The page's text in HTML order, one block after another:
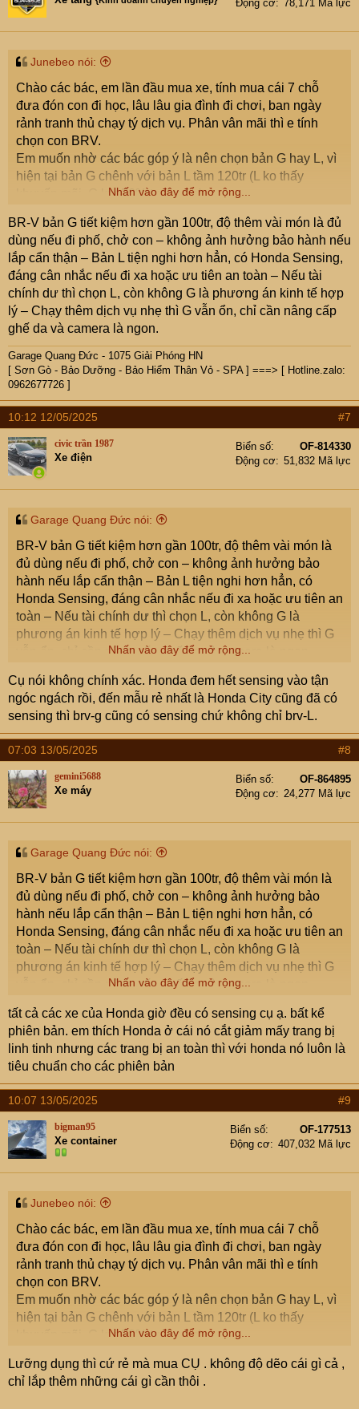
o
n
s
Động cơ 78,171 Mã lực
Junebeo nói:
Chào các bác, em lần đầu mua xe, tính mua cái 7 chỗ
đưa đón con đi học, lâu lâu gia đình đi chơi, ban ngày
rảnh tranh thủ chạy tý dịch vụ. Phân vân mãi thì e tính
chọn con BRV.
Em muốn nhờ các bác góp ý là nên chọn bản G hay L, vì
hiện tại bản G chênh với bản L tầm 120tr (L ko thấy
khuyến mãi, G km 50% trước bạ).
Nếu lấy G thì e tính độ thêm mấy cái như ghế da, cảm
biến va chạm, áp suất lốp, camera hành trình trước
sau...đâu đó tầm 25-30tr. Và nếu độ vậy thì có ảnh hưởng
đến bảo hành không?
Hoặc nếu lấy bản L thì đợi khuyến mãi nhưng cũng phải
độ vài thứ tầm trên dưới 10tr.
Nhờ các bác góp ý chứ em phân vân quá ạ.
Nhấn vào đây để mở rộng...
BR-V bản G tiết kiệm hơn gần 100tr, độ thêm vài món là đủ
dùng nếu đi phố, chở con – không ảnh hưởng bảo hành nếu
lắp cẩn thận – Bản L tiện nghi hơn hẳn, có Honda Sensing,
đáng cân nhắc nếu đi xa hoặc ưu tiên an toàn – Nếu tài
chính dư thì chọn L, còn không G là phương án kinh tế hợp
lý – Chạy thêm dịch vụ nhẹ thì G vẫn ổn, chỉ cần nâng cấp
ghế da và camera là ngon.
Garage Quang Đức - 1075 Giải Phóng HN
[ Sơn Gò - Bảo Dưỡng - Bảo Hiểm Thân Vỏ - SPA ] ===> [ Hotline.zalo:
0962677726 ]
10:12 12/05/2025 #7
civic trần 1987
Xe điện
Biển số
OF-814330
Động cơ
51,832 Mã lực
Garage Quang Đức nói:
BR-V bản G tiết kiệm hơn gần 100tr, độ thêm vài món là
đủ dùng nếu đi phố, chở con – không ảnh hưởng bảo
hành nếu lắp cẩn thận – Bản L tiện nghi hơn hẳn, có
Honda Sensing, đáng cân nhắc nếu đi xa hoặc ưu tiên an
toàn – Nếu tài chính dư thì chọn L, còn không G là
phương án kinh tế hợp lý – Chạy thêm dịch vụ nhẹ thì G
vẫn ổn, chỉ cần nâng cấp ghế da và camera là ngon.
Nhấn vào đây để mở rộng...
Cụ nói không chính xác. Honda đem hết sensing vào tận
ngóc ngách rồi, đến mẫu rẻ nhất là Honda City cũng đã có
sensing thì brv-g cũng có sensing chứ không chỉ brv-L.
07:03 13/05/2025 #8
gemini5688
Xe máy
Biển số
OF-864895
Động cơ
24,277 Mã lực
Garage Quang Đức nói:
BR-V bản G tiết kiệm hơn gần 100tr, độ thêm vài món là
đủ dùng nếu đi phố, chở con – không ảnh hưởng bảo
hành nếu lắp cẩn thận – Bản L tiện nghi hơn hẳn, có
Honda Sensing, đáng cân nhắc nếu đi xa hoặc ưu tiên an
toàn – Nếu tài chính dư thì chọn L, còn không G là
phương án kinh tế hợp lý – Chạy thêm dịch vụ nhẹ thì G
vẫn ổn, chỉ cần nâng cấp ghế da và camera là ngon.
Nhấn vào đây để mở rộng...
tất cả các xe của Honda giờ đều có sensing cụ ạ. bất kể
phiên bản. em thích Honda ở cái nó cắt giảm mấy trang bị
linh tinh nhưng các trang bị an toàn thì với honda nó luôn là
tiêu chuẩn cho các phiên bản
10:07 13/05/2025 #9
bigman95
Xe container
Biển số
OF-177513
Động cơ
407,032 Mã lực
Junebeo nói:
Chào các bác, em lần đầu mua xe, tính mua cái 7 chỗ
đưa đón con đi học, lâu lâu gia đình đi chơi, ban ngày
rảnh tranh thủ chạy tý dịch vụ. Phân vân mãi thì e tính
chọn con BRV.
Em muốn nhờ các bác góp ý là nên chọn bản G hay L, vì
hiện tại bản G chênh với bản L tầm 120tr (L ko thấy
khuyến mãi, G km 50% trước bạ).
Nếu lấy G thì e tính độ thêm mấy cái như ghế da, cảm
biến va chạm, áp suất lốp, camera hành trình trước
Nhấn vào đây để mở rộng...
Lưỡng dụng thì cứ rẻ mà mua CỤ . không độ dẽo cái gì cả ,
chỉ lắp thêm những cái gì cần thôi .